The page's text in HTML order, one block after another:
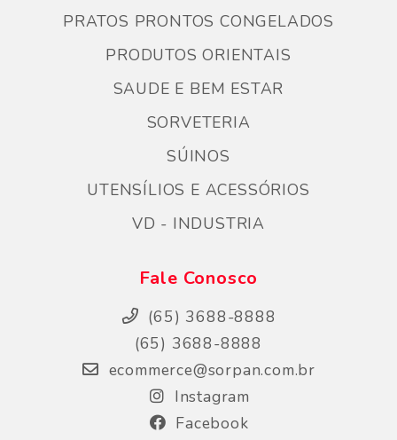
PRATOS PRONTOS CONGELADOS
PRODUTOS ORIENTAIS
SAUDE E BEM ESTAR
SORVETERIA
SÚINOS
UTENSÍLIOS E ACESSÓRIOS
VD - INDUSTRIA
Fale Conosco
(65) 3688-8888
(65) 3688-8888
ecommerce@sorpan.com.br
Instagram
Facebook